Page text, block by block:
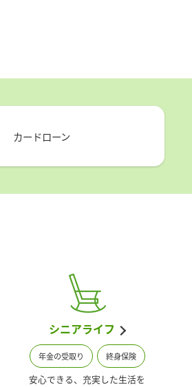
カードローン
シニアライフ
年金の受取り 終身保険
安心できる、充実した生活を